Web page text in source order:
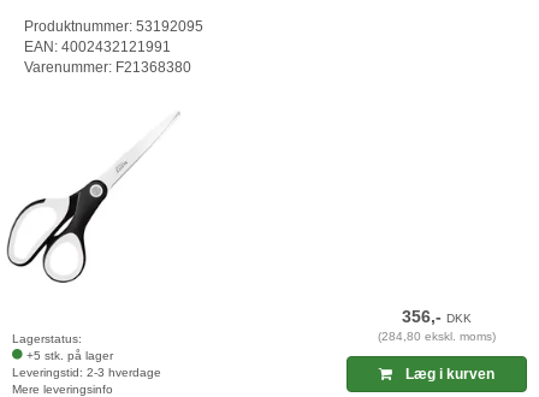
Produktnummer: 53192095
EAN: 4002432121991
Varenummer: F21368380
Lagerstatus:
+5 stk. på lager
Leveringstid: 2-3 hverdage
Mere leveringsinfo
356,-DKK
(284,80 ekskl. moms)
Læg i kurven